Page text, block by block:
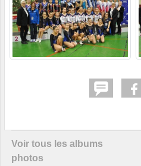
Voir tous les albums
photos